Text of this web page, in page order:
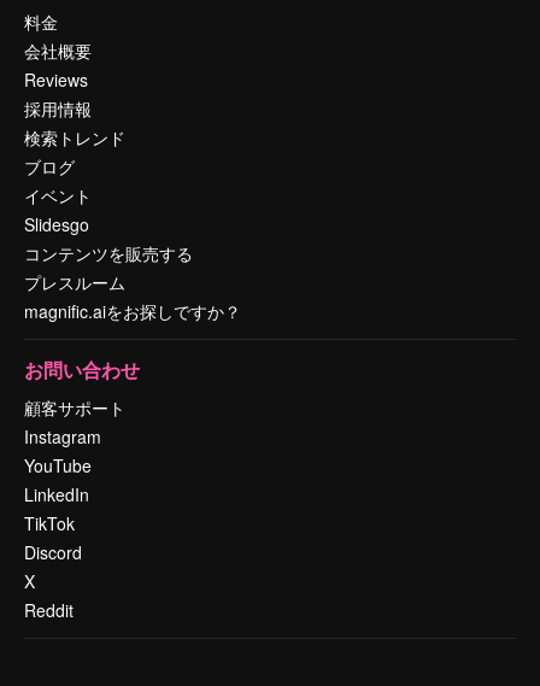
料金
会社概要
Reviews
採用情報
検索トレンド
ブログ
イベント
Slidesgo
コンテンツを販売する
プレスルーム
magnific.aiをお探しですか？
お問い合わせ
顧客サポート
Instagram
YouTube
LinkedIn
TikTok
Discord
X
Reddit